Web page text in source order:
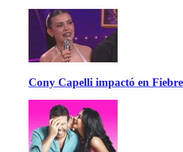
Cony Capelli impactó en